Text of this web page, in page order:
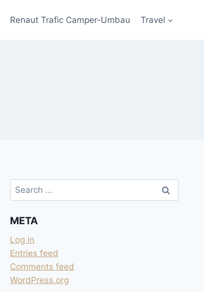
Renaut Trafic Camper-Umbau Travel
Search
for:
META
Log in
Entries feed
Comments feed
WordPress.org